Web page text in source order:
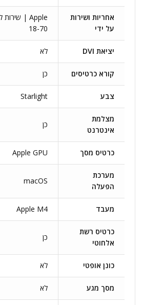
אחריות ושירות
על ידי
18-70
יציאת DVI לא
קורא כרטיסים כן
צבע Starlight
מצלמת
אינטרנט
כן
כרטיס מסך Apple GPU
מערכת
הפעלה
macOS
מעבד Apple M4
כרטיס רשת
אלחוטי
כן
כונן אופטי לא
מסך מגע לא